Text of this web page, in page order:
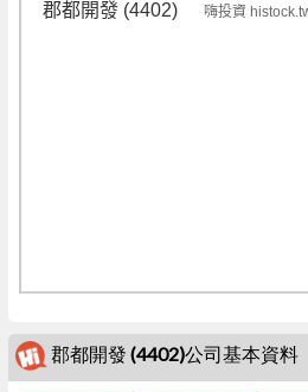
郡都開發 (4402) 嗨投資
郡都開發 (4402)公司基本資料